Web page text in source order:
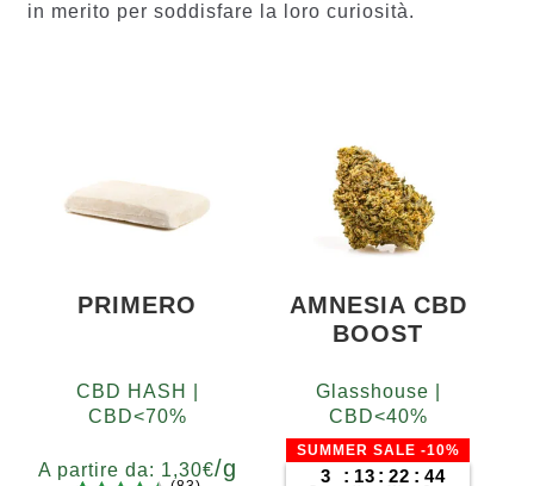
in merito per soddisfare la loro curiosità.
PRIMERO
CBD HASH |
CBD<70%
A partire da: 1,30€/g
AMNESIA CBD
BOOST
Glasshouse |
CBD<40%
SUMMER SALE -10%
3 : 13 : 22 : 42